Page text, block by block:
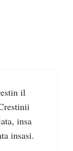
il
insa
insasi.